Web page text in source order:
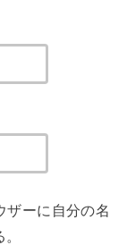
ザーに自分の名